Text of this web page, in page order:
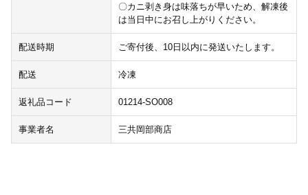
〇カニ剥き身は味落ちが早いため、解凍後
は当日中にお召し上がりください。
配送時期 ご寄付後、10日以内に発送いたします。
配送 冷凍
返礼品コード 01214-SO008
事業者名 三共岡部商店